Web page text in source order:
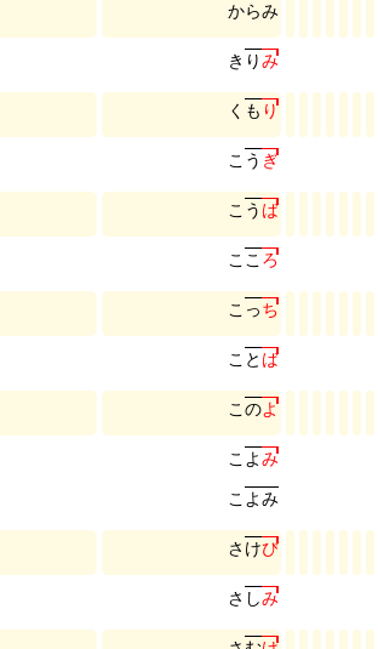
からみ
き りみ
く も り
こ う ぎ
こ う ば
こ こ ろ
こ っち
こ と ば
こ のよ
こ よみ
こ よみ
さ けび
さ しみ